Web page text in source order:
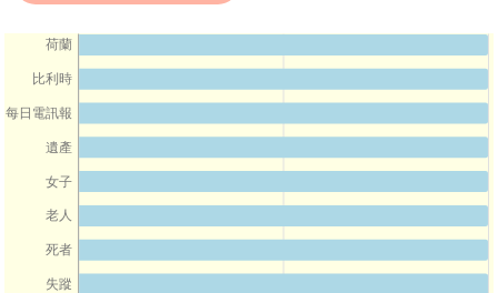
荷蘭
比利時
每日電訊報
遺產
女子
老人
死者
失蹤